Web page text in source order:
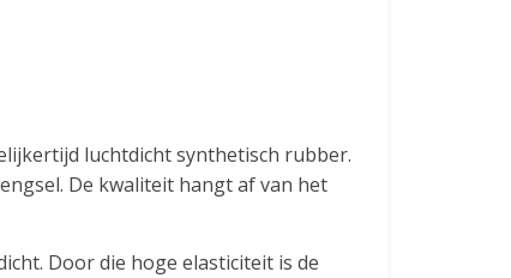
luchtdicht synthetisch rubber.
De kwaliteit hangt af van het
Door die hoge elasticiteit is de